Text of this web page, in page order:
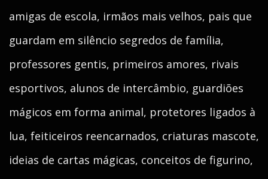
amigas de escola, irmãos mais velhos, pais que
guardam em silêncio segredos de família,
professores gentis, primeiros amores, rivais
esportivos, alunos de intercâmbio, guardiões
mágicos em forma animal, protetores ligados à
lua, feiticeiros reencarnados, criaturas mascote,
ideias de cartas mágicas, conceitos de figurino,